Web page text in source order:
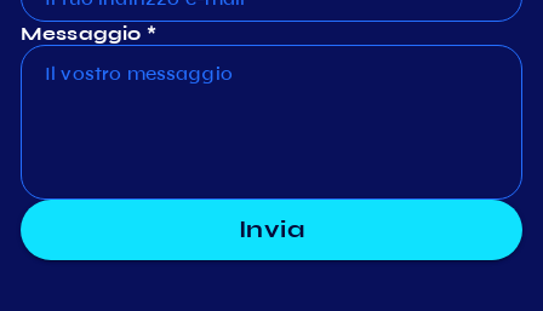
Messaggio *
Invia